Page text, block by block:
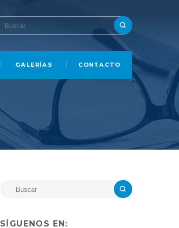
GALERÍAS CONTACTO
SÍGUENOS EN: